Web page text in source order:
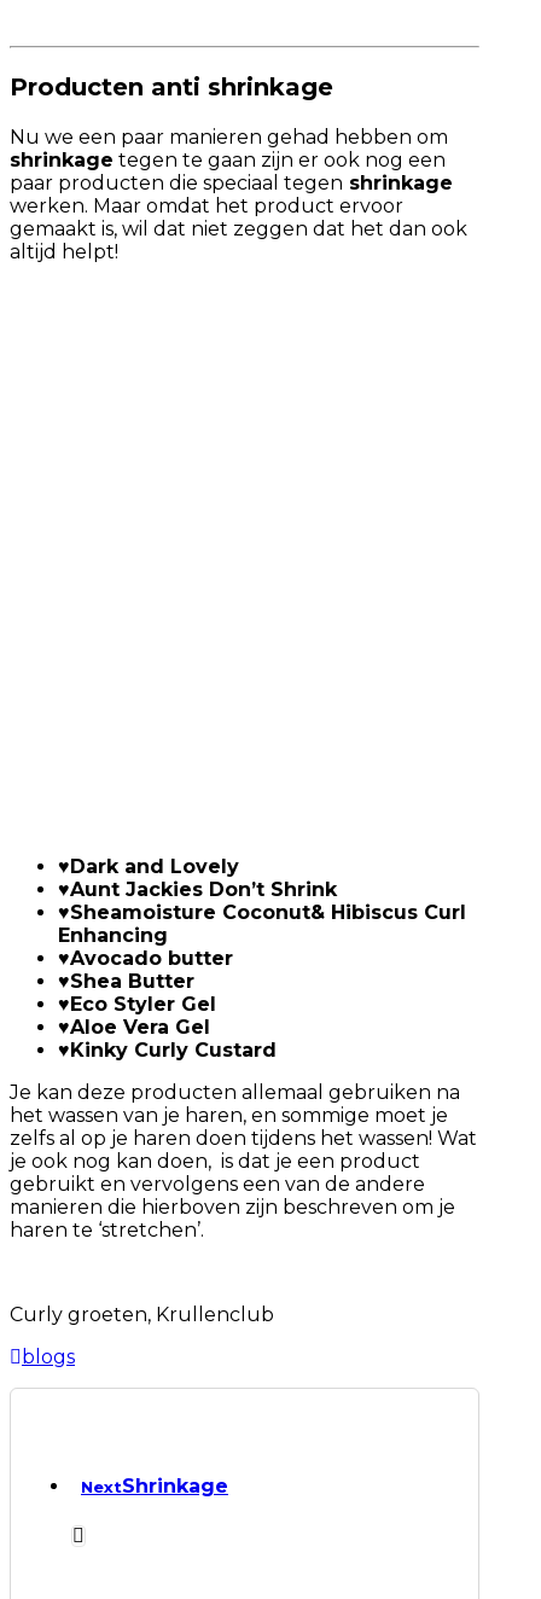
Producten anti shrinkage
Nu we een paar manieren gehad hebben om
shrinkage tegen te gaan zijn er ook nog een
paar producten die speciaal tegen shrinkage
werken. Maar omdat het product ervoor
gemaakt is, wil dat niet zeggen dat het dan ook
altijd helpt!
♥Dark and Lovely
♥Aunt Jackies Don’t Shrink
♥Sheamoisture Coconut& Hibiscus Curl
Enhancing
♥Avocado butter
♥Shea Butter
♥Eco Styler Gel
♥Aloe Vera Gel
♥Kinky Curly Custard
Je kan deze producten allemaal gebruiken na
het wassen van je haren, en sommige moet je
zelfs al op je haren doen tijdens het wassen! Wat
je ook nog kan doen, is dat je een product
gebruikt en vervolgens een van de andere
manieren die hierboven zijn beschreven om je
haren te ‘stretchen’.
Curly groeten, Krullenclub
blogs
NextShrinkage